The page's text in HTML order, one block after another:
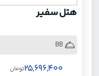
هتل سفیر
BB
25,696,400تومان